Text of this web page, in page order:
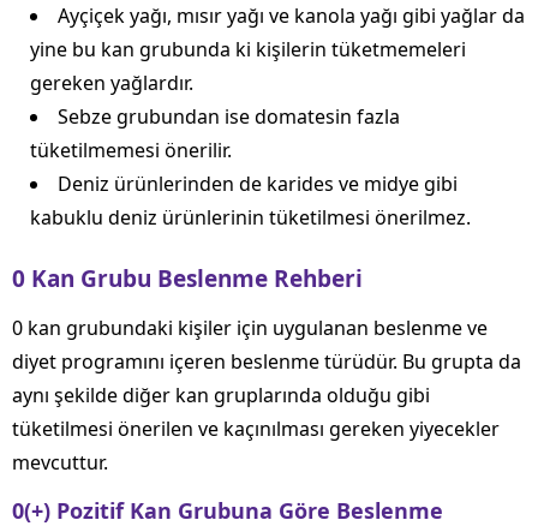
Ayçiçek yağı, mısır yağı ve kanola yağı gibi yağlar da
yine bu kan grubunda ki kişilerin tüketmemeleri
gereken yağlardır.
Sebze grubundan ise domatesin fazla
tüketilmemesi önerilir.
Deniz ürünlerinden de karides ve midye gibi
kabuklu deniz ürünlerinin tüketilmesi önerilmez.
0 Kan Grubu Beslenme Rehberi
0 kan grubundaki kişiler için uygulanan beslenme ve
diyet programını içeren beslenme türüdür. Bu grupta da
aynı şekilde diğer kan gruplarında olduğu gibi
tüketilmesi önerilen ve kaçınılması gereken yiyecekler
mevcuttur.
0(+) Pozitif Kan Grubuna Göre Beslenme